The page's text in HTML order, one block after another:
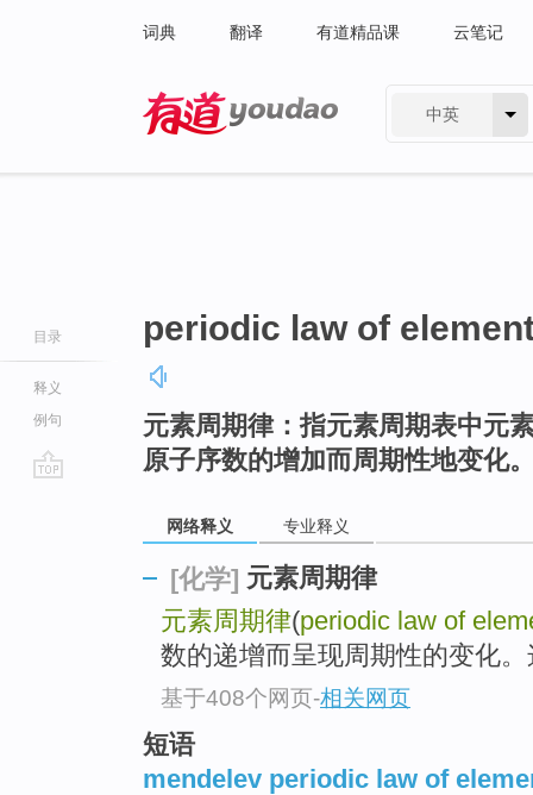
词典 翻译 有道精品课 云笔记
中英
目录
释义
例句
periodic law of
元素周期律：指元素周期表中元
原子序数的增加而周期性地变化
网络释义 专业释义
[化学] 元素周期律
元素周期律(periodic law of
数的递增而呈现周期性的变化
基于408个网页-相关网页
短语
mendelev periodic law of